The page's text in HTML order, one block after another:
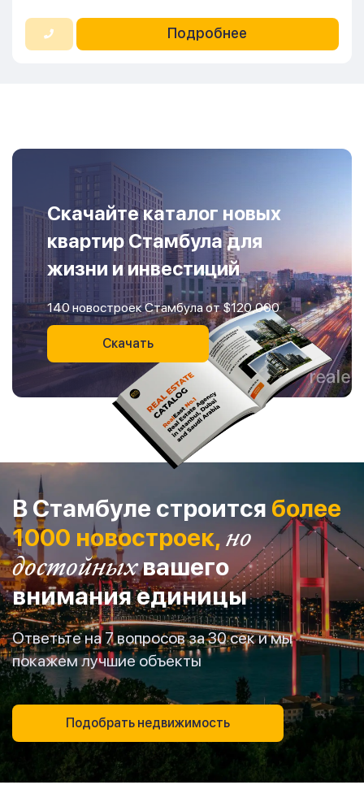
Подробнее
Скачайте каталог новых
квартир Стамбула для
жизни и инвестиций
140 новостроек Стамбула от $120,000
Скачать
В Стамбуле строится более
1000 новостроек,но
достойныхвашего
внимания единицы
Ответьте на 7 вопросов за 30 сек и мы
покажем лучшие объекты
Подобрать недвижимость